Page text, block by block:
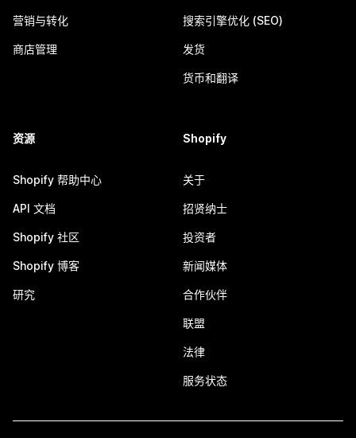
营销与转化
商店管理
搜索引擎优化 (SEO)
发货
货币和翻译
资源
Shopify 帮助中心
API 文档
Shopify 社区
Shopify 博客
研究
Shopify
关于
招贤纳士
投资者
新闻媒体
合作伙伴
联盟
法律
服务状态